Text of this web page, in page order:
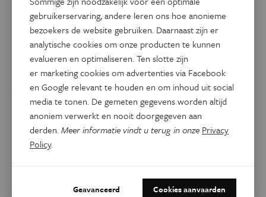
Axolotls regenereren ledematen en organen. Door twee
genen die daarvoor instaan te bestuderen, hopen
onderzoekers inzichten te verwerven voor weefselherstel
bij mensen.
Door Gitte Scheers
gebruikerservaring, andere leren ons hoe anonieme
bezoekers de website gebruiken. Daarnaast zijn er
analytische cookies om onze producten te kunnen
evalueren en optimaliseren. Ten slotte zijn
er marketing cookies om advertenties via Facebook
en Google relevant te houden en om inhoud uit social
media te tonen. De gemeten gegevens worden altijd
anoniem verwerkt en nooit doorgegeven aan
derden.Meer informatie vindt u terug in onze Privacy
Policy.
Geavanceerd Cookies aanvaarden